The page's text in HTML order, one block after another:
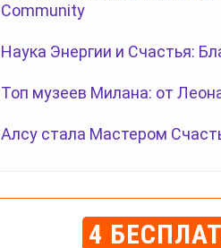
Community
Наука Энергии и Счастья:
Топ музеев Милана: от
Алсу стала Мастером
4